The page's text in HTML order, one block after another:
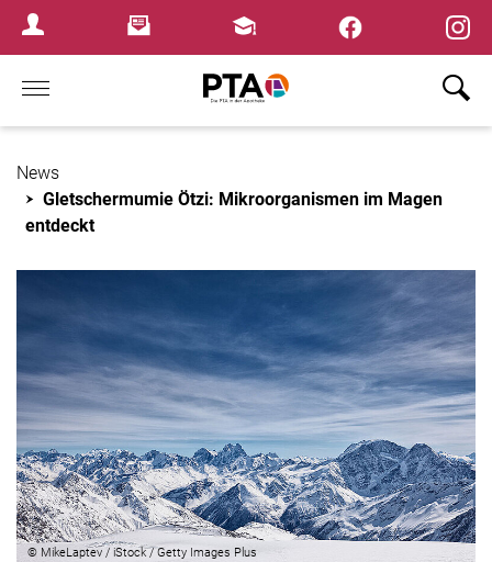
Login MenuNewsletterFortbildungen
Home
News
Gletschermumie Ötzi: Mikroorganismen im Magen
entdeckt
© MikeLaptev / iStock / Getty Images Plus
×